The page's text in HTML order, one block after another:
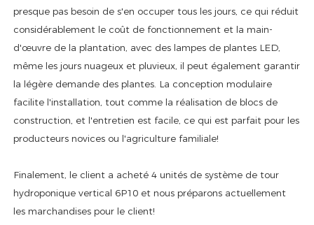
presque pas besoin de s'en occuper tous les jours, ce qui réduit
considérablement le coût de fonctionnement et la main-
d'œuvre de la plantation, avec des lampes de plantes LED,
même les jours nuageux et pluvieux, il peut également garantir
la légère demande des plantes. La conception modulaire
facilite l'installation, tout comme la réalisation de blocs de
construction, et l'entretien est facile, ce qui est parfait pour les
producteurs novices ou l'agriculture familiale!
Finalement, le client a acheté 4 unités de système de tour
hydroponique vertical 6P10 et nous préparons actuellement
les marchandises pour le client!